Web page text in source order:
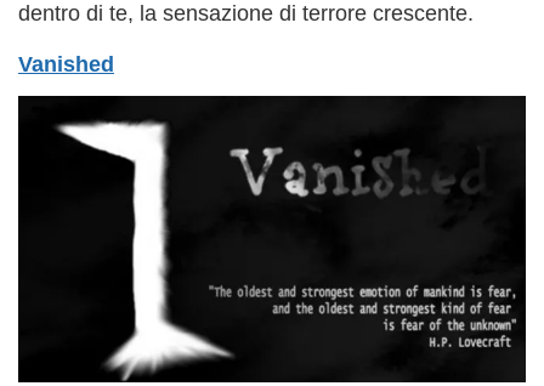
dentro di te, la sensazione di terrore crescente.
Vanished